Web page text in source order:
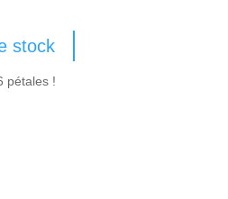
stock
pétales !